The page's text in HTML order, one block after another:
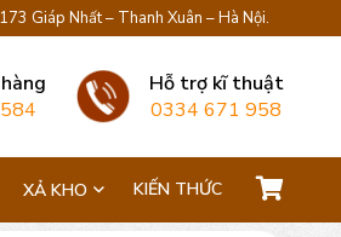
Giáp Nhất – Thanh Xuân – Hà Nội.
Hỗ trợ kĩ thuật
0334 671 958
XẢ KHO KIẾN THỨC